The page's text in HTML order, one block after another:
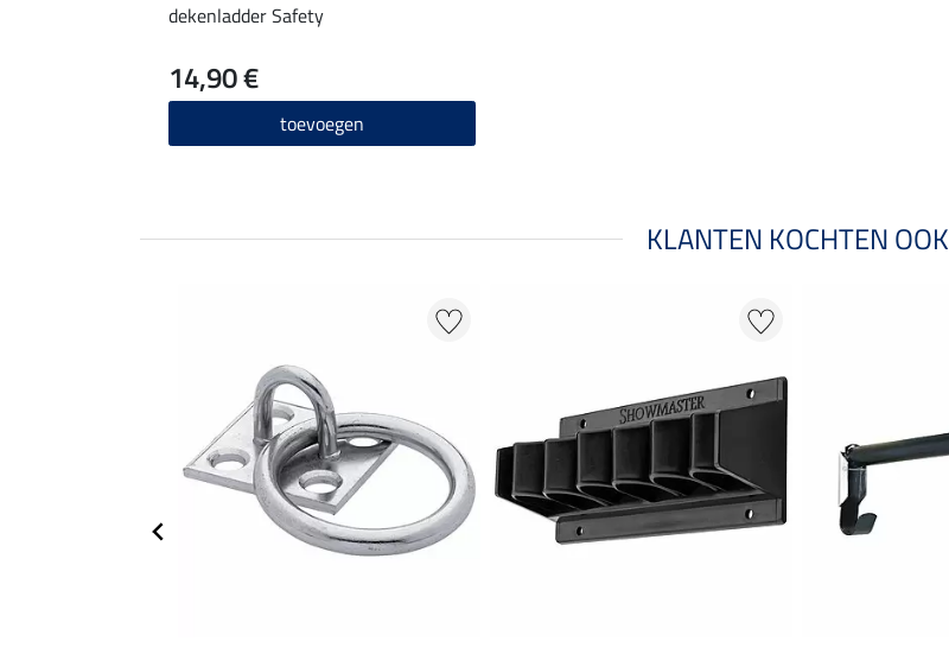
dekenladder Safety
14,90 €
toevoegen
KLANTEN KOCHTEN OOK